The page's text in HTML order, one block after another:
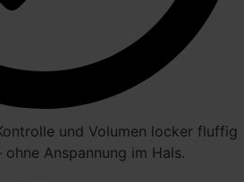
und Volumen locker fluffig
Anspannung im Hals.